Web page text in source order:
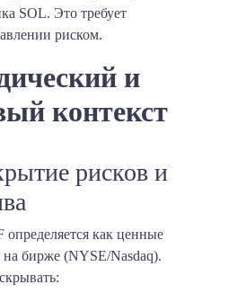
SOL. Это требует
риском.
и
контекст
рисков и
как ценные
бирже (NYSE/Nasdaq).